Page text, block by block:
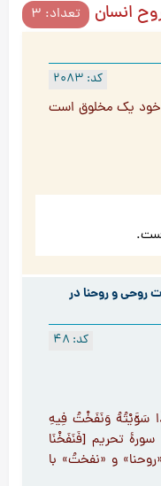
انسان تعداد: 3
کد: 2083
خود يك مخلوق است
روحی و روحنا در
کد: 48
ص [فَإِذَا سَوَّيْتُهُ وَنَفَخْتُ فِيهِ
مِنْ رُوحِي فَقَعُوا لَهُ سَاجِدِينَ] و 12 سورۀ تحریم [فَنَفَخْنَا
و «نفختُ» با